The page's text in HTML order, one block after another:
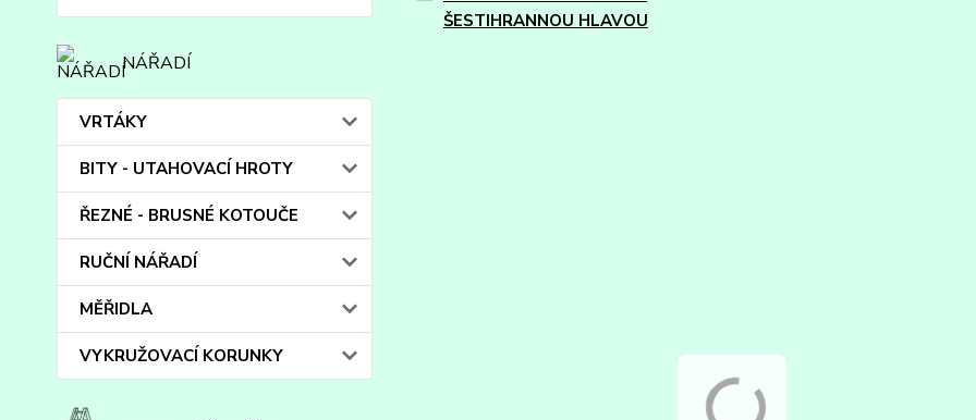
NÁŘADÍ
VRTÁKY
BITY - UTAHOVACÍ HROTY
ŘEZNÉ - BRUSNÉ KOTOUČE
RUČNÍ NÁŘADÍ
MĚŘIDLA
VYKRUŽOVACÍ KORUNKY
ŠESTIHRANNOU HLAVOU